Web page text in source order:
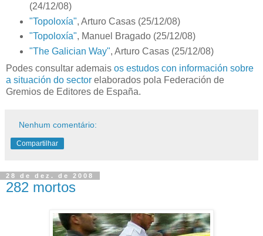
(24/12/08)
"Topoloxía", Arturo Casas (25/12/08)
"Topoloxía", Manuel Bragado (25/12/08)
"The Galician Way", Arturo Casas (25/12/08)
Podes consultar ademais os estudos con información sobre
a situación do sector elaborados pola Federación de
Gremios de Editores de España.
Nenhum comentário:
Compartilhar
28 de dez. de 2008
282 mortos